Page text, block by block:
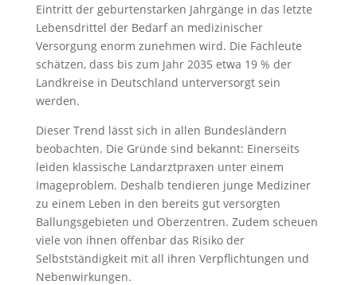
Eintritt der geburtenstarken Jahrgänge in das letzte
Lebensdrittel der Bedarf an medizinischer
Versorgung enorm zunehmen wird. Die Fachleute
schätzen, dass bis zum Jahr 2035 etwa 19 % der
Landkreise in Deutschland unterversorgt sein
werden.
Dieser Trend lässt sich in allen Bundesländern
beobachten. Die Gründe sind bekannt: Einerseits
leiden klassische Landarztpraxen unter einem
Imageproblem. Deshalb tendieren junge Mediziner
zu einem Leben in den bereits gut versorgten
Ballungsgebieten und Oberzentren. Zudem scheuen
viele von ihnen offenbar das Risiko der
Selbstständigkeit mit all ihren Verpflichtungen und
Nebenwirkungen.